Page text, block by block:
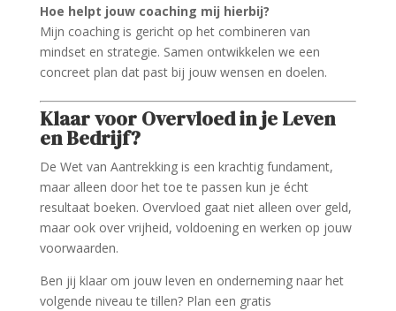
Hoe helpt jouw coaching mij hierbij?
Mijn coaching is gericht op het combineren van
mindset en strategie. Samen ontwikkelen we een
concreet plan dat past bij jouw wensen en doelen.
Klaar voor Overvloed in je Leven
en Bedrijf?
De Wet van Aantrekking is een krachtig fundament,
maar alleen door het toe te passen kun je écht
resultaat boeken. Overvloed gaat niet alleen over geld,
maar ook over vrijheid, voldoening en werken op jouw
voorwaarden.
Ben jij klaar om jouw leven en onderneming naar het
volgende niveau te tillen? Plan een gratis